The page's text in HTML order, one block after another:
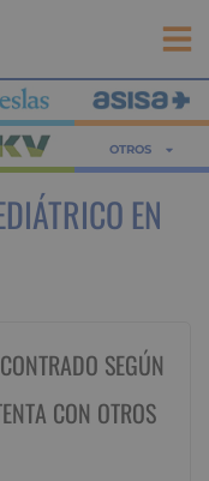
OTROS
EN
SEGÚN
CON OTROS